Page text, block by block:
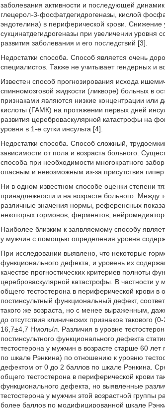
заболевания активности и последующей
глецерол-3-фосфатдегидрогеназы, кислой
эндотелина) в периферической крови.
сукцинатдегидрогеназы при увеличении уровня
развития заболевания и его последствий [3].
Недостатки способа. Способ является очень
специалистов. Также не учитывает гендерных и
Известен способ прогнозирования исхода
спинномозговой жидкости (ликворе) больных в
признаками являются низкие концентрации
кислоты (ГАМК) на протяжении первых дней
развития цереброваскулярной катастрофы на
уровня в 1-е сутки инсульта [4].
Недостатки способа. Способ сложный,
зависимости от пола и возраста больного.
способа при необходимости многократного
опасным и невозможным из-за присутствия
Ни в одном известном способе оценки степени
принадлежности и на возрасте больного. Между
различные значения нормы, референсных
некоторых гормонов, ферментов,
Наиболее близким к заявляемому способу
у мужчин с помощью определения уровня
При исследовании выявлено, что некоторые
функционального дефекта, и уровень их
качестве прогностических критериев полноты
цереброваскулярной катастрофы. В частности у
общего тестостерона в периферической крови
постинсультный функциональный дефект,
такого же возраста, но с менее выраженным,
до отсутствия клинических признаков такового
16,7±4,7 Нмоль/л. Различия в уровне
постинсультного функционального дефекта
тестостерона у мужчин в возрасте старше 60
по шкале Рэнкина) по отношению к уровню
дефектом от 0 до 2 баллов по шкале Рэнкина.
общего тестостерона в периферической крови
функционального дефекта, но выявленные
тестостерона у мужчин этой возрастной
более баллов по модифицированной шкале